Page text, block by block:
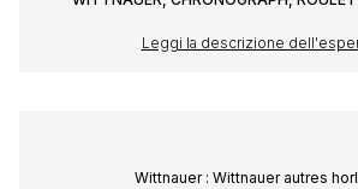
Leggi la descrizione
Wittnauer : Wittnauer autres